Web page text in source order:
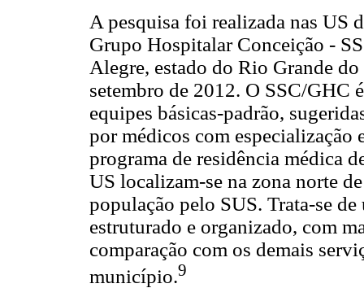
A pesquisa foi realizada nas US
Grupo Hospitalar Conceição -
Alegre, estado do Rio Grande
setembro de 2012. O SSC/GHC
equipes básicas-padrão,
por médicos com especialização
programa de residência médica
US localizam-se na zona norte
população pelo SUS. Trata-se
estruturado e organizado, com
comparação com os demais
município.9